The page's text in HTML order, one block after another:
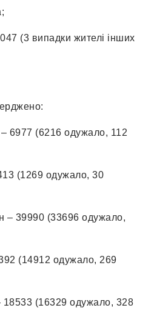
(3 випадки жителі інших
6977 (6216 одужало, 112
(1269 одужало, 30
– 39990 (33696 одужало,
(14912 одужало, 269
18533 (16329 одужало, 328